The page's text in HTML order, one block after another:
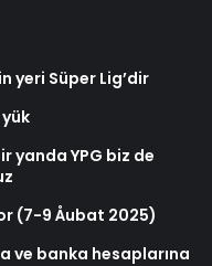
yeri Süper Lig’dir
yük
yanda YPG biz de
(7-9 Åubat 2025)
ve banka hesaplarına